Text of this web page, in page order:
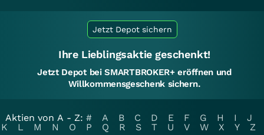
Jetzt Depot sichern
Ihre Lieblingsaktie geschenkt!
Jetzt Depot bei SMARTBROKER+ eröffnen und
Willkommensgeschenk sichern.
Aktien von A - Z: # A B C D E F G H I
J
K
L M N O P Q R S T U V W X Y
Z